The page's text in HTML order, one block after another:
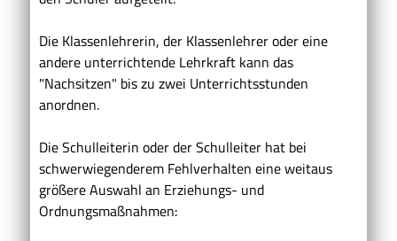
Die Klassenlehrerin, der Klassenlehrer oder eine
andere unterrichtende Lehrkraft kann das
"Nachsitzen" bis zu zwei Unterrichtsstunden
anordnen.
Die Schulleiterin oder der Schulleiter hat bei
schwerwiegenderem Fehlverhalten eine weitaus
größere Auswahl an Erziehungs- und
Ordnungsmaßnahmen: